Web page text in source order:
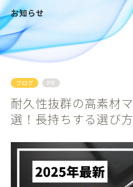
お知らせ
ブログ PR
耐久性抜群の高素材
選！長持ちする選び